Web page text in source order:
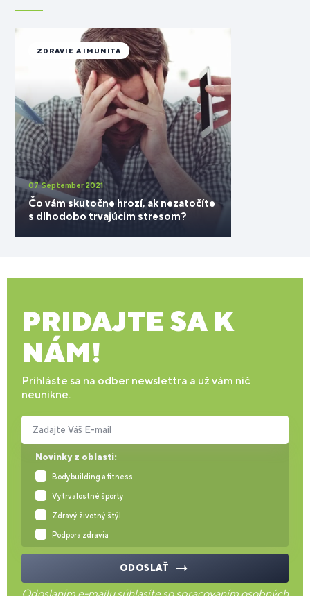
07. September 2021
Čo vám skutočne hrozí, ak nezatočíte
s dlhodobo trvajúcim stresom?
ZDRAVIE A IMUNITA
PRIDAJTE SA K
NÁM!
Prihláste sa na odber newslettra a už vám nič
neunikne.
Novinky z oblasti:
Bodybuilding a fitness
Vytrvalostné športy
Zdravý životný štýl
Podpora zdravia
Zadajte Váš E-mail
ODOSLAŤ